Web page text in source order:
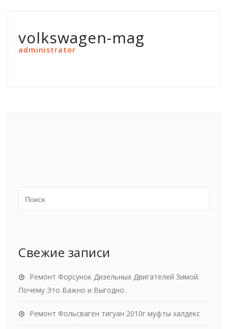
volkswagen-mag
administrator
Свежие записи
Ремонт Форсунок Дизельных Двигателей Зимой:
Почему Это Важно и Выгодно.
Ремонт Фольсваген тигуан 2010г муфты халдекс